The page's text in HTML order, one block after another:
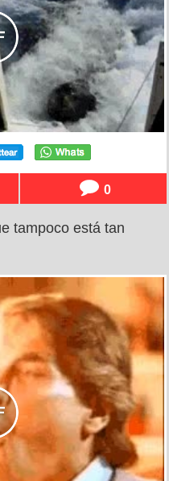
0
tampoco está tan